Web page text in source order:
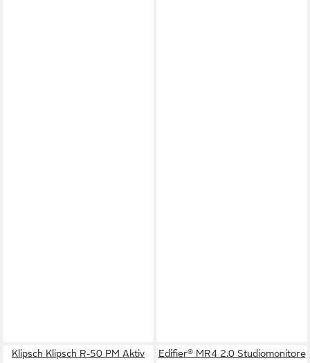
Klipsch Klipsch R-50 PM Aktiv
Edifier® MR4 2.0 Studiomonitore